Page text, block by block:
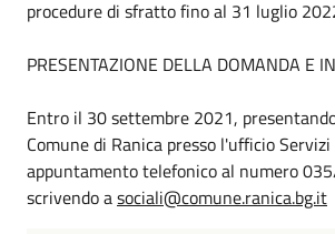
procedure di sfratto fino al 31 luglio
PRESENTAZIONE DELLA DOMANDA E
Entro il 30 settembre 2021,
Comune di Ranica presso l'ufficio
appuntamento telefonico al numero
scrivendo asociali@comune.ranica.bg.it